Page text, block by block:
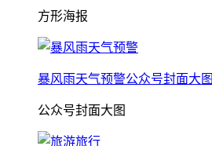
方形海报
暴风雨天气预警公众号封面大图
公众号封面大图